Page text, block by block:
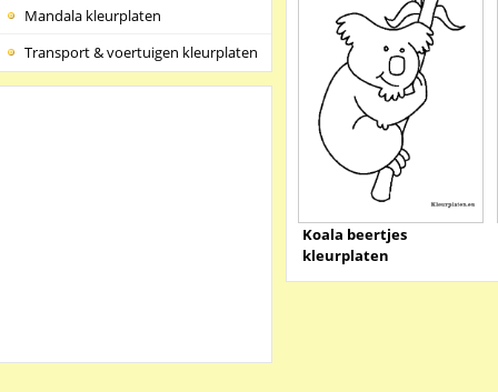
Mandala kleurplaten
Transport & voertuigen kleurplaten
Koala beertjes
kleurplaten